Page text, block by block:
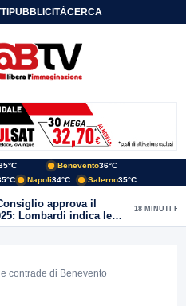
PUBBLICITÀCERCA
Benevento36°C
Napoli34°C Salerno35°C
approva il
Lombardi indica le
mandato
18 MINUTI FA
contrade di Benevento